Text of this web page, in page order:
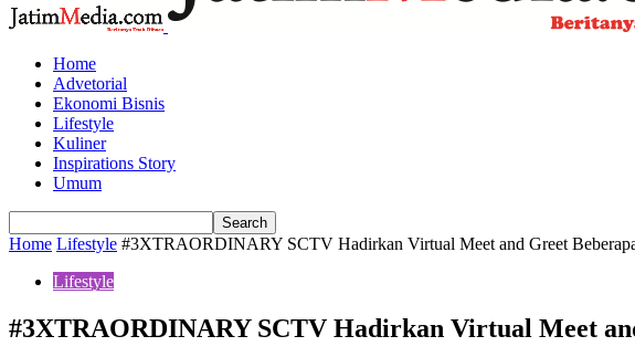
Home
Advetorial
Ekonomi Bisnis
Lifestyle
Kuliner
Inspirations Story
Umum
Home Lifestyle #3XTRAORDINARY SCTV Hadirkan Virtual Meet and Greet
Lifestyle
#3XTRAORDINARY SCTV Hadirkan Virtual Meet